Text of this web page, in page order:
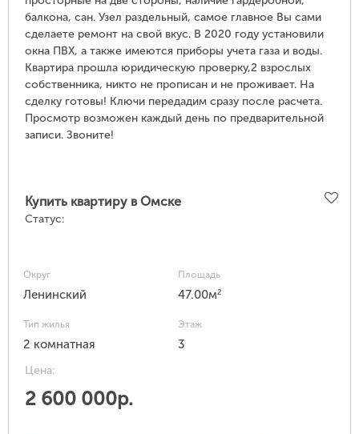
балкона, сан. Узел раздельный, самое главное Вы сами
сделаете ремонт на свой вкус. В 2020 году установили
окна ПВХ, а также имеются приборы учета газа и воды.
Квартира прошла юридическую проверку,2 взрослых
собственника, никто не прописан и не проживает. На
сделку готовы! Ключи передадим сразу после расчета.
Просмотр возможен каждый день по предварительной
записи. Звоните!
Купить квартиру в Омске
Статус:
Округ
Ленинский
Площадь
47.00м2
Тип жилья
2 комнатная
Этаж
3
Цена:
2 600 000р.